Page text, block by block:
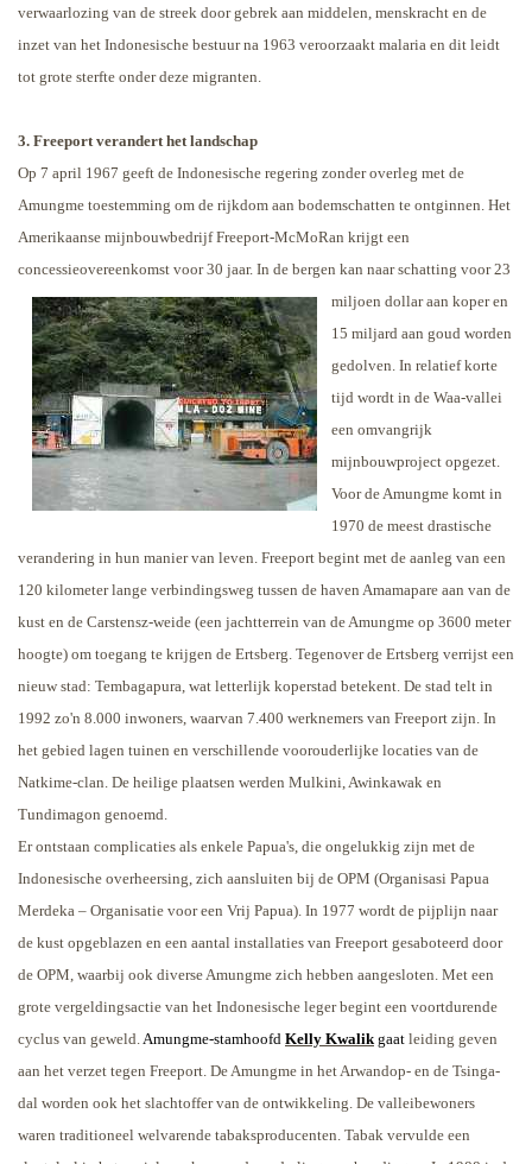
verwaarlozing van de streek door gebrek aan middelen, menskracht en de
inzet van het Indonesische bestuur na 1963 veroorzaakt malaria en dit leidt
tot grote sterfte onder deze migranten.
3. Freeport verandert het landschap
Op 7 april 1967 geeft de Indonesische regering zonder overleg met de
Amungme toestemming om de rijkdom aan bodemschatten te ontginnen. Het
Amerikaanse mijnbouwbedrijf Freeport-McMoRan krijgt een
concessieovereenkomst voor 30 jaar. In de bergen kan naar schatting voor 23
miljoen dollar aan koper en
15 miljard aan goud worden
gedolven. In relatief korte
tijd wordt in de Waa-vallei
een omvangrijk
mijnbouwproject opgezet.
Voor de Amungme komt in
1970 de meest drastische
verandering in hun manier van leven. Freeport begint met de aanleg van een
120 kilometer lange verbindingsweg tussen de haven Amamapare aan van de
kust en de Carstensz-weide (een jachtterrein van de Amungme op 3600 meter
hoogte) om toegang te krijgen de Ertsberg. Tegenover de Ertsberg verrijst een
nieuw stad: Tembagapura, wat letterlijk koperstad betekent. De stad telt in
1992 zo'n 8.000 inwoners, waarvan 7.400 werknemers van Freeport zijn. In
het gebied lagen tuinen en verschillende voorouderlijke locaties van de
Natkime-clan. De heilige plaatsen werden Mulkini, Awinkawak en
Tundimagon genoemd.
Er ontstaan complicaties als enkele Papua's, die ongelukkig zijn met de
Indonesische overheersing, zich aansluiten bij de OPM (Organisasi Papua
Merdeka – Organisatie voor een Vrij Papua). In 1977 wordt de pijplijn naar
de kust opgeblazen en een aantal installaties van Freeport gesaboteerd door
de OPM, waarbij ook diverse Amungme zich hebben aangesloten. Met een
grote vergeldingsactie van het Indonesische leger begint een voortdurende
cyclus van geweld. Amungme-stamhoofd Kelly Kwalik gaat leiding geven
aan het verzet tegen Freeport. De Amungme in het Arwandop- en de Tsinga-
dal worden ook het slachtoffer van de ontwikkeling. De valleibewoners
waren traditioneel welvarende tabaksproducenten. Tabak vervulde een